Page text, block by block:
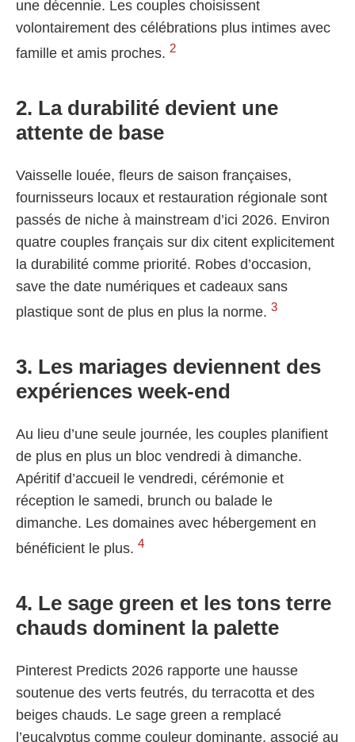
une décennie. Les couples choisissent
volontairement des célébrations plus intimes avec
famille et amis proches. 2
2. La durabilité devient une
attente de base
Vaisselle louée, fleurs de saison françaises,
fournisseurs locaux et restauration régionale sont
passés de niche à mainstream d’ici 2026. Environ
quatre couples français sur dix citent explicitement
la durabilité comme priorité. Robes d’occasion,
save the date numériques et cadeaux sans
plastique sont de plus en plus la norme. 3
3. Les mariages deviennent des
expériences week-end
Au lieu d’une seule journée, les couples planifient
de plus en plus un bloc vendredi à dimanche.
Apéritif d’accueil le vendredi, cérémonie et
réception le samedi, brunch ou balade le
dimanche. Les domaines avec hébergement en
bénéficient le plus. 4
4. Le sage green et les tons terre
chauds dominent la palette
Pinterest Predicts 2026 rapporte une hausse
soutenue des verts feutrés, du terracotta et des
beiges chauds. Le sage green a remplacé
l’eucalyptus comme couleur dominante, associé au